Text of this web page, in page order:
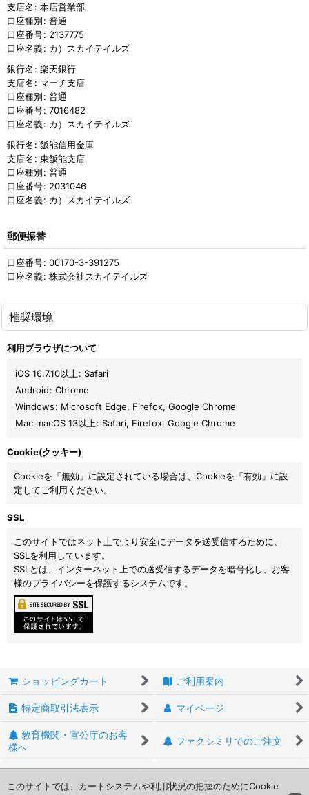
支店名 : 本店営業部
口座種別: 普通
口座番号: 2137775
口座名義: カ）スカイテイルズ
銀行名 : 楽天銀行
支店名 : マーチ支店
口座種別: 普通
口座番号: 7016482
口座名義: カ）スカイテイルズ
銀行名 : 飯能信用金庫
支店名 : 東飯能支店
口座種別: 普通
口座番号: 2031046
口座名義: カ）スカイテイルズ
郵便振替
口座番号: 00170-3-391275
口座名義: 株式会社スカイテイルズ
推奨環境
利用ブラウザについて
iOS 16.7.10以上: Safari
Android: Chrome
Windows: Microsoft Edge, Firefox, Google Chrome
Mac macOS 13以上: Safari, Firefox, Google Chrome
Cookie(クッキー)
Cookieを「無効」に設定されている場合は、Cookieを「有効」に設
定してご利用ください。
SSL
このサイトではネット上でより安全にデータを送受信するために、
SSLを利用しています。
SSLとは、インターネット上での送受信するデータを暗号化し、お客
様のプライバシーを保護するシステムです。
ショッピングカート ご利用案内
特定商取引法表示 マイページ
教育機関・官公庁のお客
様へ
ファクシミリでのご注文
このサイトでは、カートシステムや利用状況の把握のためにCookie